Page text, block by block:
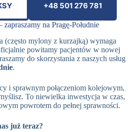
+48 501 276 781
na Pragę-Południe
(często mylony z kurzajką) wymaga
powitamy pacjentów w nowej
do skorzystania z naszych usług
.
i sprawnym połączeniom kolejowym,
To niewielka inwestycja w czas,
powrotem do pełnej sprawności.
już teraz?